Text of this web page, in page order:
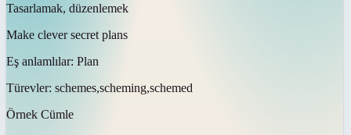
Tasarlamak, düzenlemek
Make clever secret plans
Eş anlamlılar: Plan
Türevler: schemes,scheming,schemed
Örnek Cümle